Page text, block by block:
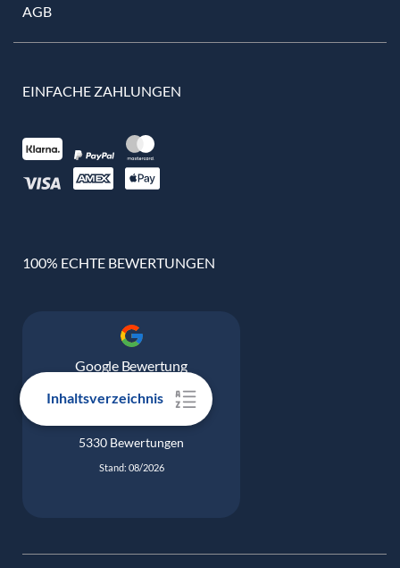
Inhaltsverzeichnis
AGB
EINFACHE ZAHLUNGEN
100% ECHTE BEWERTUNGEN
Google Bewertung
4.9
5330 Bewertungen
Stand: 08/2026